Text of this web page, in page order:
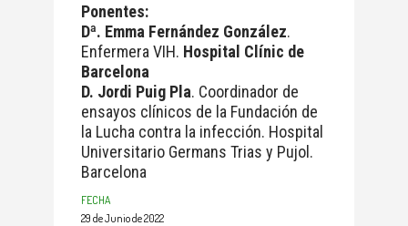
Ponentes:
Dª. Emma Fernández González.
Enfermera VIH. Hospital Clínic de
Barcelona
D. Jordi Puig Pla. Coordinador de
ensayos clínicos de la Fundación de
la Lucha contra la infección. Hospital
Universitario Germans Trias y Pujol.
Barcelona
FECHA
29 de Junio de 2022